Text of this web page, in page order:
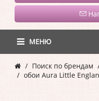
МЕНЮ
Поиск по брендам
обои Aura Little